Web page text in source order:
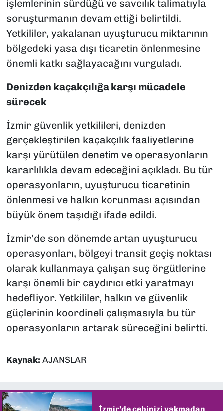
işlemlerinin sürdüğü ve savcılık talimatıyla
soruşturmanın devam ettiği belirtildi.
Yetkililer, yakalanan uyuşturucu miktarının
bölgedeki yasa dışı ticaretin önlenmesine
önemli katkı sağlayacağını vurguladı.
Denizden kaçakçılığa karşı mücadele
sürecek
İzmir güvenlik yetkilileri, denizden
gerçekleştirilen kaçakçılık faaliyetlerine
karşı yürütülen denetim ve operasyonların
kararlılıkla devam edeceğini açıkladı. Bu tür
operasyonların, uyuşturucu ticaretinin
önlenmesi ve halkın korunması açısından
büyük önem taşıdığı ifade edildi.
İzmir’de son dönemde artan uyuşturucu
operasyonları, bölgeyi transit geçiş noktası
olarak kullanmaya çalışan suç örgütlerine
karşı önemli bir caydırıcı etki yaratmayı
hedefliyor. Yetkililer, halkın ve güvenlik
güçlerinin koordineli çalışmasıyla bu tür
operasyonların artarak süreceğini belirtti.
Kaynak: AJANSLAR
İzmir’de cebinizi yakmadan